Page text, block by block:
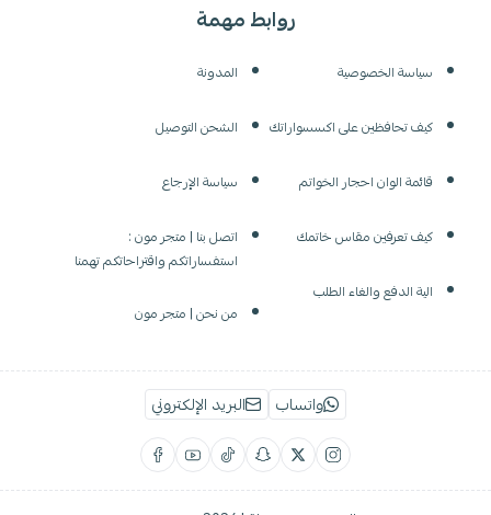
روابط مهمة
سياسة الخصوصية
كيف تحافظين على اكسسواراتك
قائمة الوان احجار الخواتم
كيف تعرفين مقاس خاتمك
الية الدفع والغاء الطلب
المدونة
الشحن التوصيل
سياسة الإرجاع
اتصل بنا | متجر مون :
استفساراتكم واقتراحاتكم تهمنا
من نحن | متجر مون
واتساب البريد الإلكتروني